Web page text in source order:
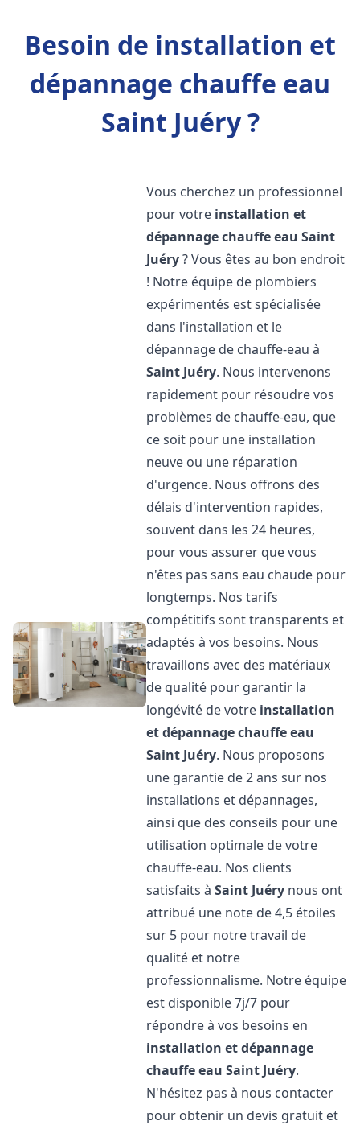
Besoin de installation et
dépannage chauffe eau
Saint Juéry ?
Vous cherchez un professionnel
pour votre installation et
dépannage chauffe eau Saint
Juéry? Vous êtes au bon endroit
! Notre équipe de plombiers
expérimentés est spécialisée
dans l'installation et le
dépannage de chauffe-eau à
Saint Juéry. Nous intervenons
rapidement pour résoudre vos
problèmes de chauffe-eau, que
ce soit pour une installation
neuve ou une réparation
d'urgence. Nous offrons des
délais d'intervention rapides,
souvent dans les 24 heures,
pour vous assurer que vous
n'êtes pas sans eau chaude pour
longtemps. Nos tarifs
compétitifs sont transparents et
adaptés à vos besoins. Nous
travaillons avec des matériaux
de qualité pour garantir la
longévité de votre installation
et dépannage chauffe eau
Saint Juéry. Nous proposons
une garantie de 2 ans sur nos
installations et dépannages,
ainsi que des conseils pour une
utilisation optimale de votre
chauffe-eau. Nos clients
satisfaits àSaint Juéry nous ont
attribué une note de 4,5 étoiles
sur 5 pour notre travail de
qualité et notre
professionnalisme. Notre équipe
est disponible 7j/7 pour
répondre à vos besoins en
installation et dépannage
chauffe eau Saint Juéry.
N'hésitez pas à nous contacter
pour obtenir un devis gratuit et